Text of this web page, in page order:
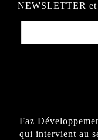
NEWSLETTER
Faz
qui intervient au